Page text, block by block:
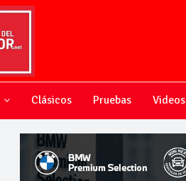
Clásicos Pruebas Videos